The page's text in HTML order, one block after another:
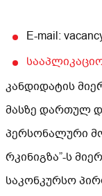
E-mail:
კანდიდატის
მასზე დართულ
პერსონალური
რკინიგზა”-ს
საკონკურსო